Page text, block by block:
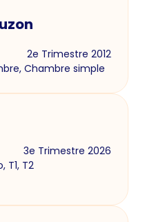
2e Trimestre 2012
Chambre simple
3e Trimestre 2026
T1, T2